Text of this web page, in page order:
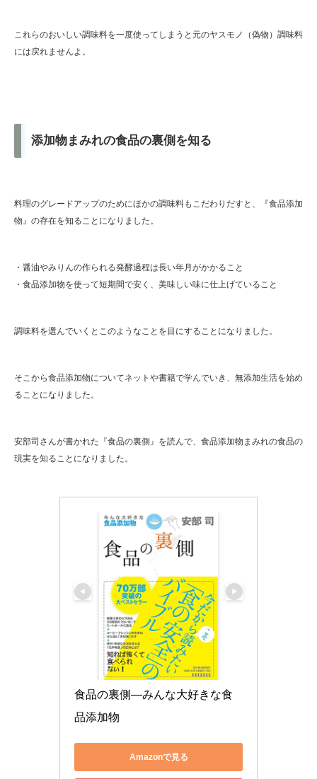
これらのおいしい調味料を一度使ってしまうと元のヤスモノ（偽物）調味料
には戻れませんよ。
添加物まみれの食品の裏側を知る
料理のグレードアップのためにほかの調味料もこだわりだすと、『食品添加
物』の存在を知ることになりました。
・醤油やみりんの作られる発酵過程は長い年月がかかること
・食品添加物を使って短期間で安く、美味しい味に仕上げていること
調味料を選んでいくとこのようなことを目にすることになりました。
そこから食品添加物についてネットや書籍で学んでいき、無添加生活を始め
ることになりました。
安部司さんが書かれた『食品の裏側』を読んで、食品添加物まみれの食品の
現実を知ることになりました。
食品の裏側―みんな大好きな食
品添加物
Amazonで見る